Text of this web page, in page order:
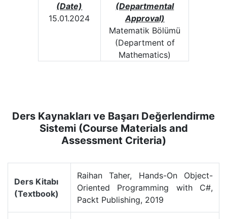
(Date)
15.01.2024
(Departmental
Approval)
Matematik Bölümü
(Department of
Mathematics)
Ders Kaynakları ve Başarı Değerlendirme
Sistemi (Course Materials and
Assessment Criteria)
Ders Kitabı
(Textbook)
Raihan Taher, Hands-On Object-
Oriented Programming with C#,
Packt Publishing, 2019